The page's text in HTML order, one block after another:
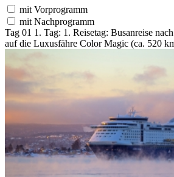
mit Vorprogramm
mit Nachprogramm
Tag 01 1. Tag: 1. Reisetag: Busanreise
auf die Luxusfähre Color Magic (ca. 520